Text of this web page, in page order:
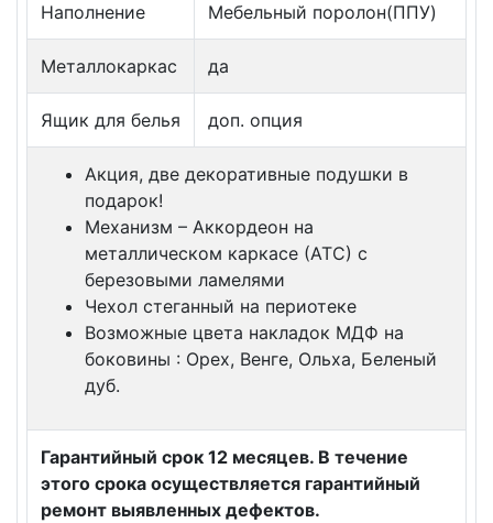
Наполнение Мебельный поролон(ППУ)
Металлокаркас да
Ящик для белья доп. опция
Акция, две декоративные подушки в
подарок!
Механизм – Аккордеон на
металлическом каркасе (АТС) с
березовыми ламелями
Чехол стеганный на периотеке
Возможные цвета накладок МДФ на
боковины : Орех, Венге, Ольха, Беленый
дуб.
Гарантийный срок 12 месяцев. В течение
этого срока осуществляется гарантийный
ремонт выявленных дефектов.